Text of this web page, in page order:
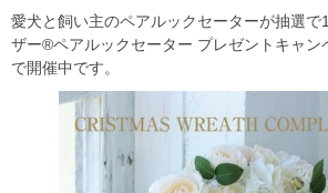
愛犬と飼い主のペアルックセーターが抽選で
ザー®ペアルックセーター プレゼントキャン
で開催中です。